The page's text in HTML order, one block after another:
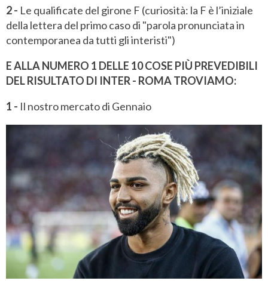
2 - Le qualificate del girone F (curiosità: la F è l’iniziale
della lettera del primo caso di "parola pronunciata in
contemporanea da tutti gli interisti")
E ALLA NUMERO 1 DELLE 10 COSE PIÙ PREVEDIBILI
DEL RISULTATO DI INTER - ROMA TROVIAMO:
1 - Il nostro mercato di Gennaio